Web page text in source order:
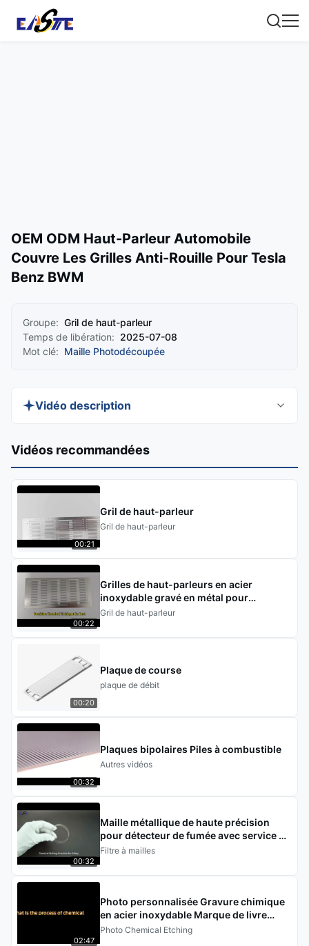
OEM ODM Haut-Parleur Automobile
Couvre Les Grilles Anti-Rouille Pour Tesla
Benz BWM
Groupe: Gril de haut-parleur
Temps de libération: 2025-07-08
Mot clé: Maille Photodécoupée
Vidéo description
Découvrez comment le processus de gravure
de fabrication, de la gravure au micron jusqu'au
contrôle qualité final, démontrant comment ces
performances acoustiques tout en offrant une
flexibilité de conception inégalée pour des
marques comme Tesla, Benz et BMW.
Vidéos recommandées
00:21
Gril de haut-parleur
Gril de haut-parleur
00:22
Grilles de haut-parleurs en acier
inoxydable gravé en métal pour
téléphones mobiles Épaisseur 0,1 mm
Gril de haut-parleur
00:20
Plaque de course
plaque de débit
00:32
Plaques bipolaires Piles à combustible
Autres vidéos
00:32
Maille métallique de haute précision
pour détecteur de fumée avec service de
gravure chimique
Filtre à mailles
02:47
Photo personnalisée Gravure chimique
en acier inoxydable Marque de livre
Artisanat de souvenir
Photo Chemical Etching